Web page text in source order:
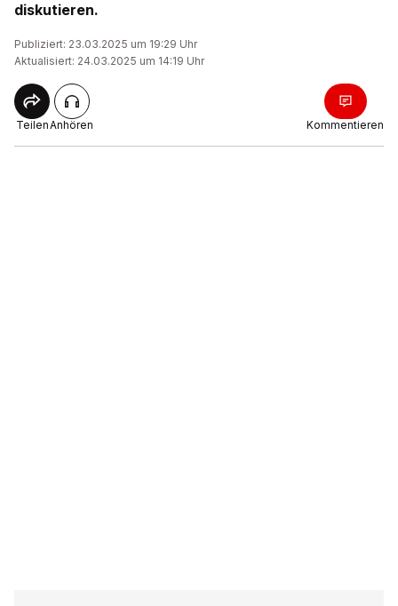
diskutieren.
Publiziert: 23.03.2025 um 19:29 Uhr
Aktualisiert: 24.03.2025 um 14:19 Uhr
TeilenAnhören Kommentieren